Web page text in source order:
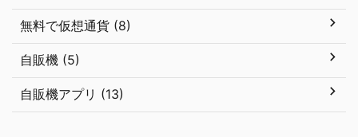
無料で仮想通貨 (8)
自販機 (5)
自販機アプリ (13)